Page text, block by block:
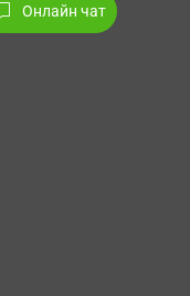
Онлайн чат